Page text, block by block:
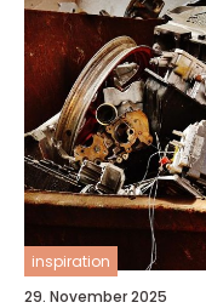
inspiration
29. November 2025